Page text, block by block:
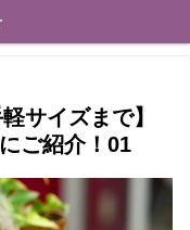
サイズまで】
ご紹介！01